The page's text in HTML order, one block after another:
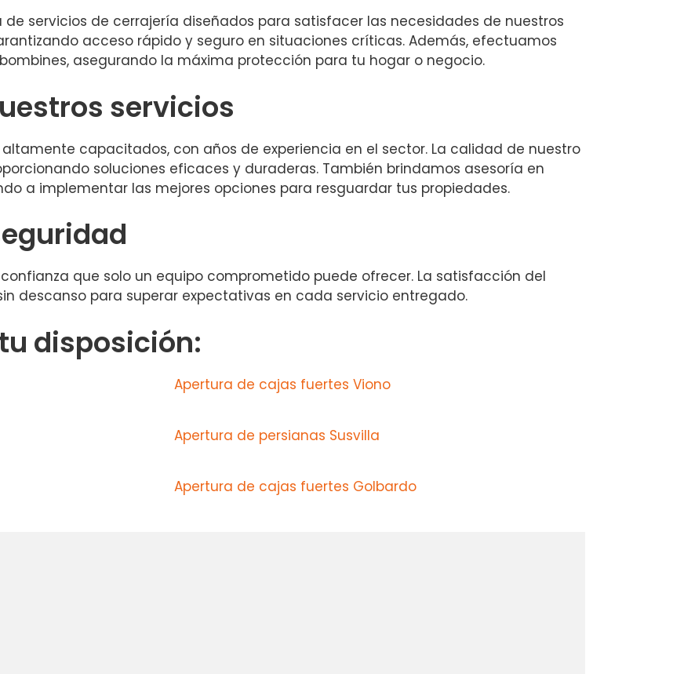
servicios de cerrajería diseñados para satisfacer las necesidades de nuestros
acceso rápido y seguro en situaciones críticas. Además, efectuamos
asegurando la máxima protección para tu hogar o negocio.
servicios
capacitados, con años de experiencia en el sector. La calidad de nuestro
soluciones eficaces y duraderas. También brindamos asesoría en
a implementar las mejores opciones para resguardar tus propiedades.
que solo un equipo comprometido puede ofrecer. La satisfacción del
descanso para superar expectativas en cada servicio entregado.
disposición:
Apertura de cajas fuertes Viono
Apertura de persianas Susvilla
Apertura de cajas fuertes Golbardo